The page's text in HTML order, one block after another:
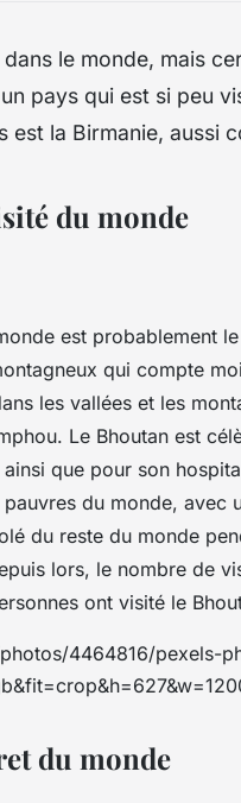
le monde, mais
pays qui est si peu
est la Birmanie, aussi
du monde
est probablement
qui compte
les vallées et les
Le Bhoutan est
que pour son
du monde, avec
du reste du monde
lors, le nombre de
ont visité le
4464816/pexels-
du monde